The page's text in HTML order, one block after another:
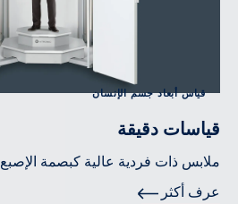
قياس أبعاد جسم الإنسان
قياسات دقيقة
ملابس ذات فردية عالية كبصمة الإصبع
عرف أكثر